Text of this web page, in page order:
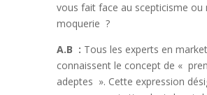
vous fait face au scepticisme ou
moquerie ?
A.B : Tous les experts en
connaissent le concept de «
adeptes ». Cette expression